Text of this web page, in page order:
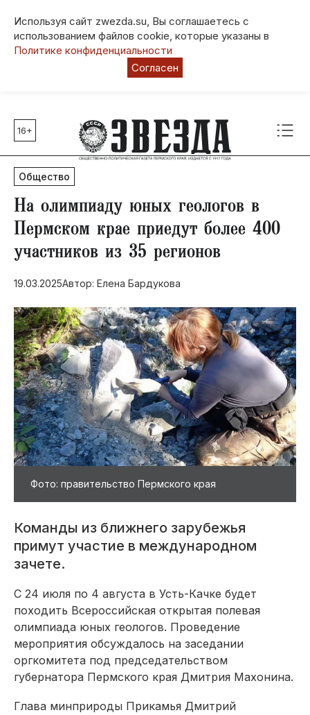
Используя сайт zwezda.su, Вы соглашаетесь с
использованием файлов cookie, которые указаны в
Политике конфиденциальности
Согласен
Главные темы
80 лет Победы
Молодежная столица РФ
СВО
Выборы в Пермском крае
Социальная поддержка
Инфраструктура
Благоустройство
16+
Общество
На олимпиаду юных геологов в
Пермском крае приедут более 400
участников из 35 регионов
19.03.2025Автор: Елена Бардукова
Фото: правительство Пермского края
Команды из ближнего зарубежья
примут участие в международном
зачете.
С 24 июля по 4 августа в Усть-Качке будет
походить Всероссийская открытая полевая
олимпиада юных геологов. Проведение
мероприятия обсуждалось на заседании
оргкомитета под председательством
губернатора Пермского края Дмитрия Махонина.
Глава минприроды Прикамья Дмитрий